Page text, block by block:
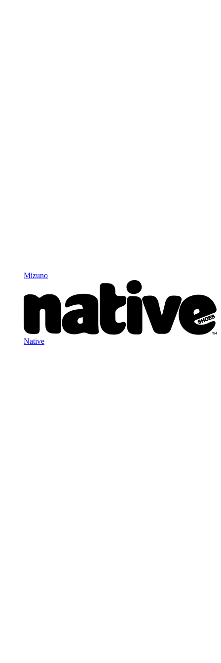
Mizuno
Native